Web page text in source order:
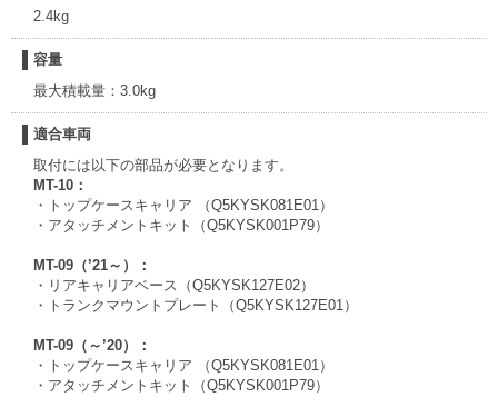
2.4kg
容量
最大積載量：3.0kg
適合車両
取付には以下の部品が必要となります。
MT-10：
・トップケースキャリア （Q5KYSK081E01）
・アタッチメントキット（Q5KYSK001P79）
MT-09（’21～）：
・リアキャリアベース（Q5KYSK127E02）
・トランクマウントプレート（Q5KYSK127E01）
MT-09（～’20）：
・トップケースキャリア （Q5KYSK081E01）
・アタッチメントキット（Q5KYSK001P79）